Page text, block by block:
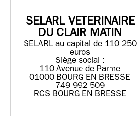
SELARL VETERINAIRE
DU CLAIR MATIN
SELARL au capital de 110 250
euros
Siège social :
110 Avenue de Parme
01000 BOURG EN BRESSE
749 992 509
RCS BOURG EN BRESSE